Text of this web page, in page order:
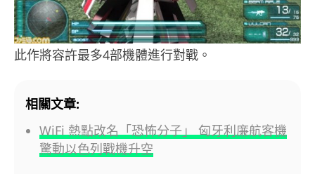
此作將容許最多4部機體進行對戰。
相關文章:
WiFi 熱點改名「恐怖分子」 匈牙利廉航客機
驚動以色列戰機升空